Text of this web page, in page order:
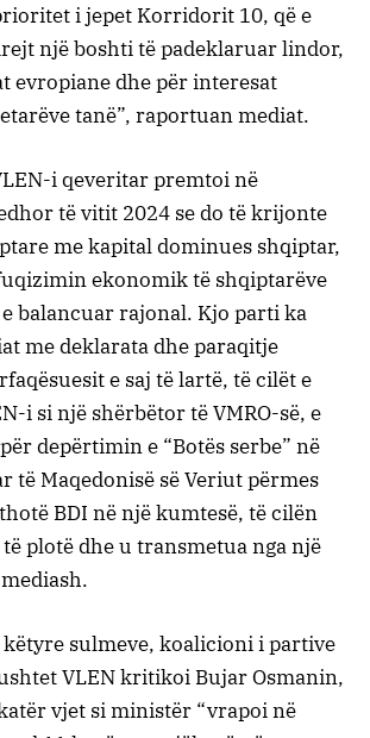
i jepet Korridorit 10, që e
një boshti të padeklaruar lindor,
evropiane dhe për interesat
tanë”, raportuan mediat.
i qeveritar premtoi në
të vitit 2024 se do të krijonte
me kapital dominues shqiptar,
ekonomik të shqiptarëve
balancuar rajonal. Kjo parti ka
me deklarata dhe paraqitje
e saj të lartë, të cilët e
i si një shërbëtor të VMRO-së, e
depërtimin e “Botës serbe” në
të Maqedonisë së Veriut përmes
BDI në një kumtesë, të cilën
plotë dhe u transmetua nga një
sulmeve, koalicioni i partive
VLEN kritikoi Bujar Osmanin,
vjet si ministër “vrapoi në